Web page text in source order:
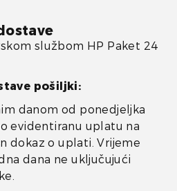
službom HP Paket 24
pošiljki:
danom od ponedjeljka
evidentiranu uplatu na
dokaz o uplati. Vrijeme
dana ne uključujući